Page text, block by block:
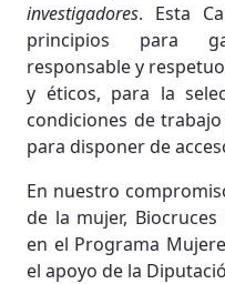
investigadores. Esta
principios para
responsable y
y éticos, para la
condiciones de
para disponer de
En nuestro
de la mujer,
en el Programa
el apoyo de la